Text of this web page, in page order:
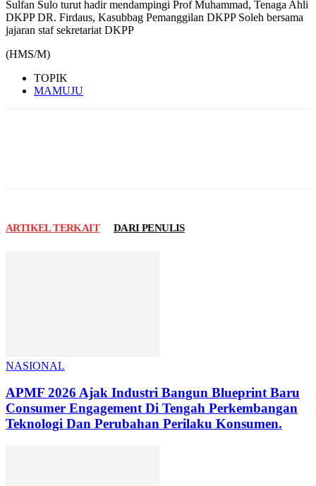
Sulfan Sulo turut hadir mendampingi Prof Muhammad, Tenaga Ahli
DKPP DR. Firdaus, Kasubbag Pemanggilan DKPP Soleh bersama
jajaran staf sekretariat DKPP
(HMS/M)
TOPIK
MAMUJU
ARTIKEL TERKAIT DARI PENULIS
NASIONAL
APMF 2026 Ajak Industri Bangun Blueprint Baru
Consumer Engagement Di Tengah Perkembangan
Teknologi Dan Perubahan Perilaku Konsumen.